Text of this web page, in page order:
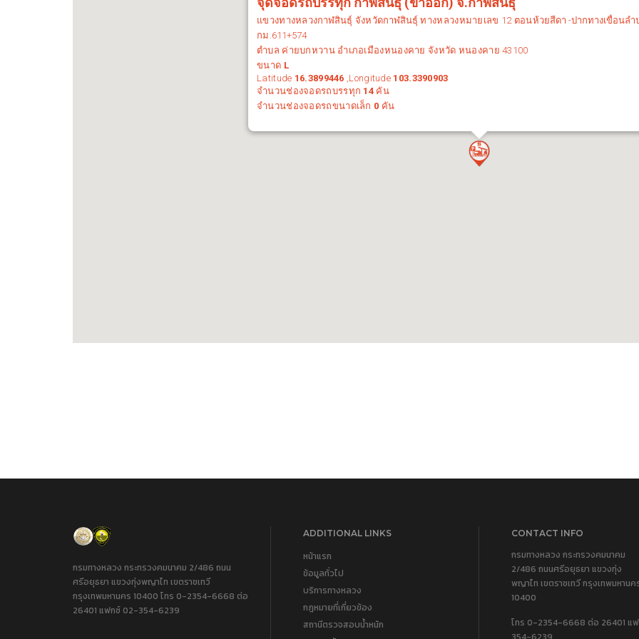
แขวงทางหลวงกาฬสินธุ์ จังหวัดกาฬสินธุ์ ทางหลวงหมายเลข 12 ตอนห้วยสีดา -ปากทางเขื่อนลำ
กม. 611+574
ตำบล ค่ายบกหวาน อำเภอเมืองหนองคาย จังหวัด หนองคาย 43100
ขนาด L
Latitude 16.3899446 ,Longitude 103.3390903
จำนวนช่องจอดรถบรรทุก 14 คัน
จำนวนช่องจอดรถขนาดเล็ก 0 คัน
กรมทางหลวง กระทรวงคมนาคม 2/486 ถนน
ศรีอยุธยา แขวงทุ่งพญาไท เขตราชเทวี
กรุงเทพมหานคร 10400 โทร 0-2354-6668 ต่อ
26401 แฟกซ์ 02-354-6239
ADDITIONAL LINKS
หน้าแรก
ข้อมูลทั่วไป
บริการทางหลวง
กฎหมายที่เกี่ยวข้อง
สถานีตรวจสอบน้ำหนัก
CONTACT INFO
กรมทางหลวง กระทรวงคมนาคม
2/486 ถนนศรีอยุธยา แขวงทุ่ง
พญาไท เขตราชเทวี กรุงเทพมหานค
10400
โทร 0-2354-6668 ต่อ 26401 แ